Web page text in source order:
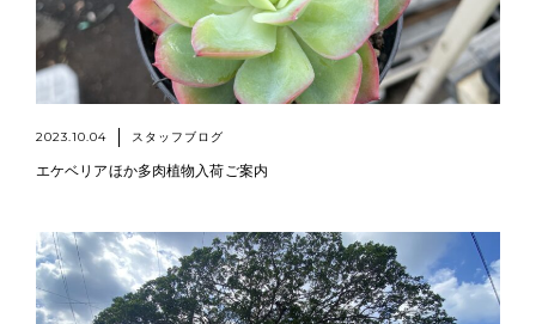
2023.10.04 スタッフブログ
エケベリアほか多肉植物入荷ご案内